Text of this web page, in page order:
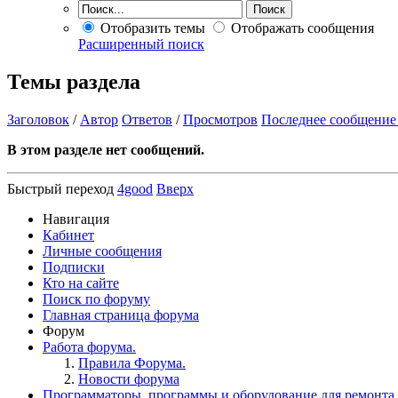
Отобразить темы
Отображать сообщения
Расширенный поиск
Темы раздела
Заголовок / Автор Ответов /Просмотров Последнее сообщение
В этом разделе нет сообщений.
Быстрый переход 4good Вверх
Навигация
Кабинет
Личные сообщения
Подписки
Кто на сайте
Поиск по форуму
Главная страница форума
Форум
Работа форума.
Правила Форума.
Новости форума
Программаторы, программы и оборудование для ремонта.